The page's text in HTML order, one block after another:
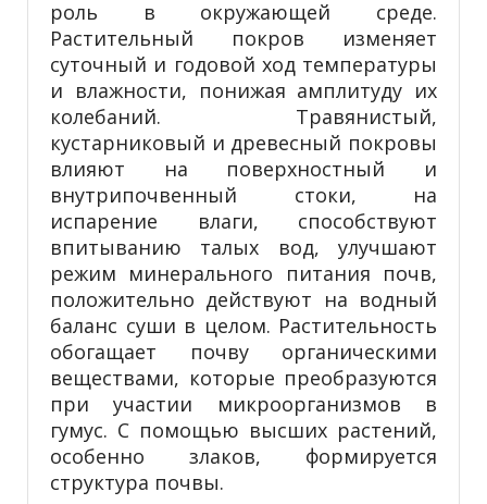
роль в окружаю­щей среде.
Растительный покров изменяет
суточный и годовой ход температуры
и влажности, понижая амплитуду их
колебаний. Травянистый,
кустарниковый и древесный покровы
влияют на поверхностный и
внутрипочвенный стоки, на
испарение влаги, способствуют
впитыванию талых вод, улучшают
режим минерального питания почв,
положительно действуют на вод­ный
баланс суши в целом. Растительность
обогащает почву ор­ганическими
веществами, которые преобразуются
при участии микроорганизмов в
гумус. С помощью высших растений,
особенно злаков, формируется
структура почвы.